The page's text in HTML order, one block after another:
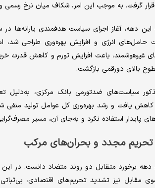
گرفت. به موجب این امر، شکاف میان نرخ رسمی و
حامل‌های انرژی و افزایش بهره‌وری طراحی شد،
غیرهوشمند، باعث افزایش تورم و کاهش قدرت
بالای دورقمی بازگشت.
سیاست‌های ضدتورمی بانک مرکزی، به‌دلیل
یافت و رشد بهره‌وری کل عوامل تولید منفی
پایدار استفاده نکرد و به‌جای آن، مسیر
تحریم مجدد و بحران‌های مرکب
می‌توان دهه‌ برخورد متقابل دو روند متضاد دانست.
مقابل نیز تشدید تحریم‌های اقتصادی،